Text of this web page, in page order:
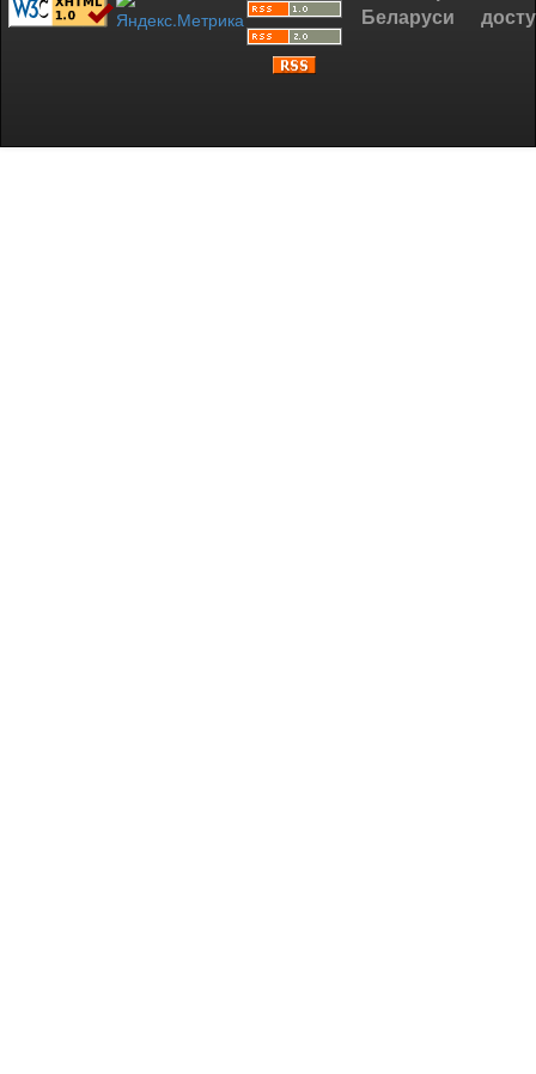
Беларуси